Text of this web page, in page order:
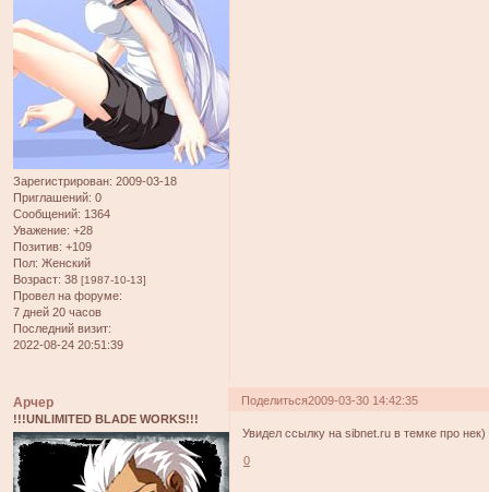
Зарегистрирован: 2009-03-18
Приглашений: 0
Сообщений: 1364
Уважение: +28
Позитив: +109
Пол: Женский
Возраст: 38 [1987-10-13]
Провел на форуме:
7 дней 20 часов
Последний визит:
2022-08-24 20:51:39
Поделиться2009-03-30 14:42:35
Арчер
!!!UNLIMITED BLADE WORKS!!!
Увидел ссылку на sibnet.ru в темке про нек)
0